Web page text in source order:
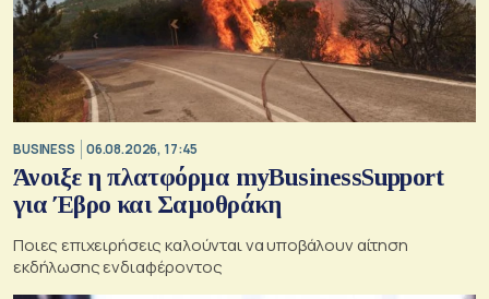
BUSINESS 06.08.2026, 17:45
Άνοιξε η πλατφόρμα myBusinessSupport
για Έβρο και Σαμοθράκη
Ποιες επιχειρήσεις καλούνται να υποβάλουν αίτηση
εκδήλωσης ενδιαφέροντος